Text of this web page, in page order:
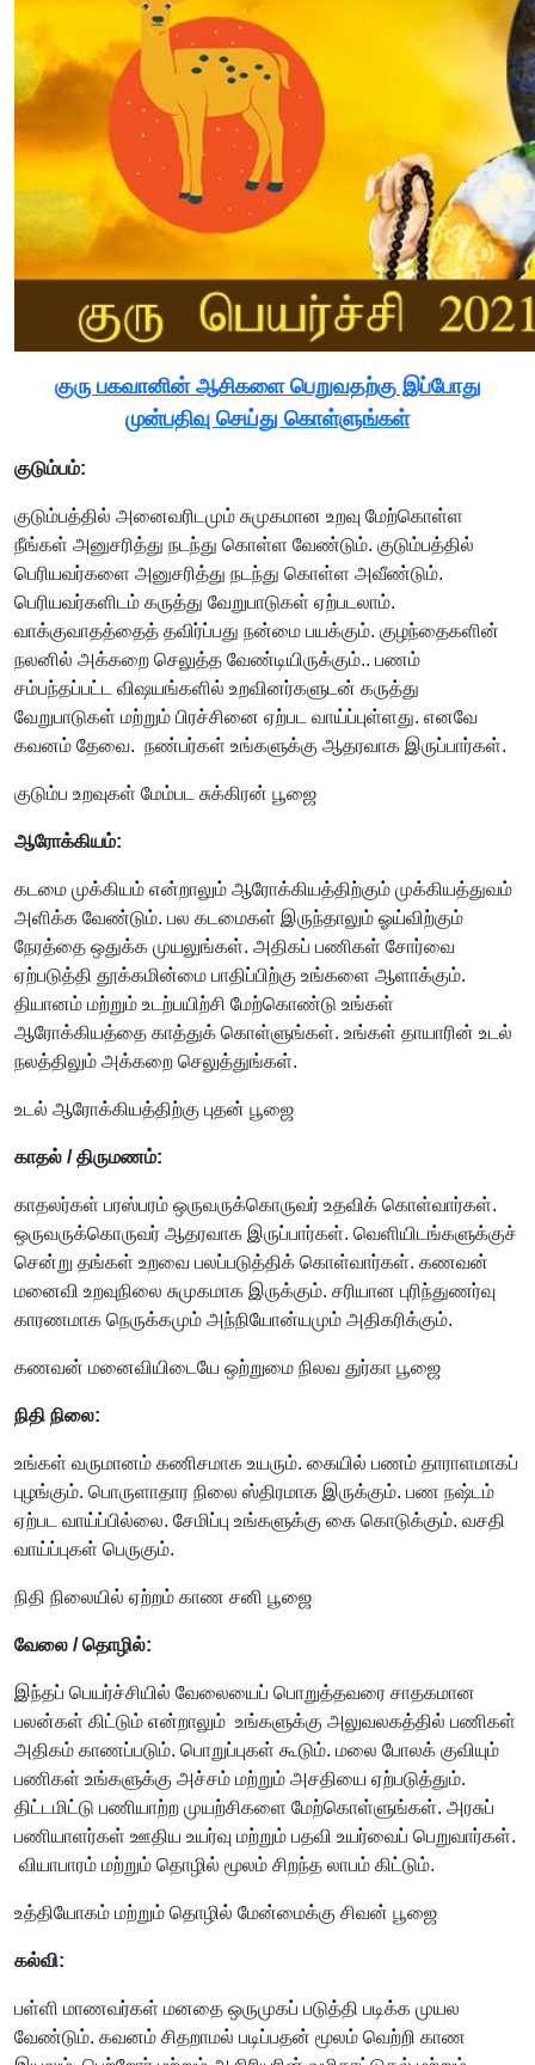
குரு பகவானின் ஆசிகளை பெறுவதற்கு இப்போது
முன்பதிவு செய்து கொள்ளுங்கள்
குடும்பம்:
குடும்பத்தில் அனைவரிடமும் சுமுகமான உறவு மேற்கொள்ள
நீங்கள் அனுசரித்து நடந்து கொள்ள வேண்டும். குடும்பத்தில்
பெரியவர்களை அனுசரித்து நடந்து கொள்ள அவீண்டும்.
பெரியவர்களிடம் கருத்து வேறுபாடுகள் ஏற்படலாம்.
வாக்குவாதத்தைத் தவிர்ப்பது நன்மை பயக்கும். குழந்தைகளின்
நலனில் அக்கறை செலுத்த வேண்டியிருக்கும்.. பணம்
சம்பந்தப்பட்ட விஷயங்களில் உறவினர்களுடன் கருத்து
வேறுபாடுகள் மற்றும் பிரச்சினை ஏற்பட வாய்ப்புள்ளது. எனவே
கவனம் தேவை. நண்பர்கள் உங்களுக்கு ஆதரவாக இருப்பார்கள்.
குடும்ப உறவுகள் மேம்பட சுக்கிரன் பூஜை
ஆரோக்கியம்:
கடமை முக்கியம் என்றாலும் ஆரோக்கியத்திற்கும் முக்கியத்துவம்
அளிக்க வேண்டும். பல கடமைகள் இருந்தாலும் ஓய்விற்கும்
நேரத்தை ஒதுக்க முயலுங்கள். அதிகப் பணிகள் சோர்வை
ஏற்படுத்தி தூக்கமின்மை பாதிப்பிற்கு உங்களை ஆளாக்கும்.
தியானம் மற்றும் உடற்பயிற்சி மேற்கொண்டு உங்கள்
ஆரோக்கியத்தை காத்துக் கொள்ளுங்கள். உங்கள் தாயாரின் உடல்
நலத்திலும் அக்கறை செலுத்துங்கள்.
உடல் ஆரோக்கியத்திற்கு புதன் பூஜை
காதல் / திருமணம்:
காதலர்கள் பரஸ்பரம் ஒருவருக்கொருவர் உதவிக் கொள்வார்கள்.
ஒருவருக்கொருவர் ஆதரவாக இருப்பார்கள். வெளியிடங்களுக்குச்
சென்று தங்கள் உறவை பலப்படுத்திக் கொள்வார்கள். கணவன்
மனைவி உறவுநிலை சுமுகமாக இருக்கும். சரியான புரிந்துணர்வு
காரணமாக நெருக்கமும் அந்நியோன்யமும் அதிகரிக்கும்.
கணவன் மனைவியிடையே ஒற்றுமை நிலவ துர்கா பூஜை
நிதி நிலை:
உங்கள் வருமானம் கணிசமாக உயரும். கையில் பணம் தாராளமாகப்
புழங்கும். பொருளாதார நிலை ஸ்திரமாக இருக்கும். பண நஷ்டம்
ஏற்பட வாய்ப்பில்லை. சேமிப்பு உங்களுக்கு கை கொடுக்கும். வசதி
வாய்ப்புகள் பெருகும்.
நிதி நிலையில் ஏற்றம் காண சனி பூஜை
வேலை / தொழில்:
இந்தப் பெயர்ச்சியில் வேலையைப் பொறுத்தவரை சாதகமான
பலன்கள் கிட்டும் என்றாலும் உங்களுக்கு அலுவலகத்தில் பணிகள்
அதிகம் காணப்படும். பொறுப்புகள் கூடும். மலை போலக் குவியும்
பணிகள் உங்களுக்கு அச்சம் மற்றும் அசதியை ஏற்படுத்தும்.
திட்டமிட்டு பணியாற்ற முயற்சிகளை மேற்கொள்ளுங்கள். அரசுப்
பணியாளர்கள் ஊதிய உயர்வு மற்றும் பதவி உயர்வைப் பெறுவார்கள்.
வியாபாரம் மற்றும் தொழில் மூலம் சிறந்த லாபம் கிட்டும்.
உத்தியோகம் மற்றும் தொழில் மேன்மைக்கு சிவன் பூஜை
கல்வி:
பள்ளி மாணவர்கள் மனதை ஒருமுகப் படுத்தி படிக்க முயல
வேண்டும். கவனம் சிதறாமல் படிப்பதன் மூலம் வெற்றி காண